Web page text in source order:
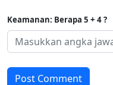
Keamanan: Berapa 5 + 4 ?
Post Comment